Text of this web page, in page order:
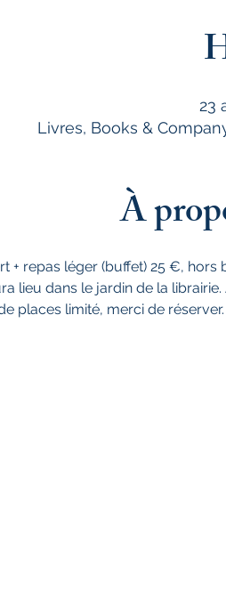
23
Livres, Books &
À
+ repas léger (buffet) 25 €, hors
lieu dans le jardin de la
places limité, merci de réserver.